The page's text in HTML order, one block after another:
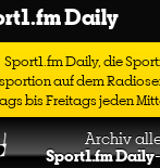
Daily
Sport1.fm Daily, die
auf dem
bis Freitags jeden
Archiv
Sport1.fm Daily